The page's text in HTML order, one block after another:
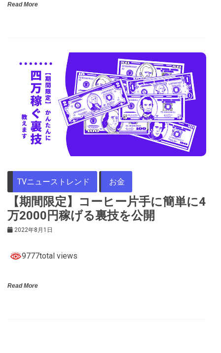
Read More
TVニューストレンド お金
【期間限定】コーヒー片手に簡単に4
万2000円稼げる裏技を公開
2022年8月1日
9777total views
Read More